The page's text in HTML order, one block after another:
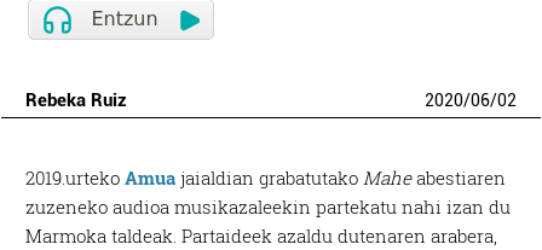
Rebeka Ruiz 2020/06/02
2019.urtekoAmua jaialdian grabatutako Maheabestiaren
zuzeneko audioa musikazaleekin partekatu nahi izan du
Marmoka taldeak. Partaideek azaldu dutenaren arabera,